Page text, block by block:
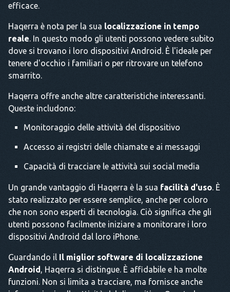
efficace.
Haqerra è nota per la sua localizzazione in tempo
reale. In questo modo gli utenti possono vedere subito
dove si trovano i loro dispositivi Android. È l'ideale per
tenere d'occhio i familiari o per ritrovare un telefono
smarrito.
Haqerra offre anche altre caratteristiche interessanti.
Queste includono:
Monitoraggio delle attività del dispositivo
Accesso ai registri delle chiamate e ai messaggi
Capacità di tracciare le attività sui social media
Un grande vantaggio di Haqerra è la sua facilità d'uso. È
stato realizzato per essere semplice, anche per coloro
che non sono esperti di tecnologia. Ciò significa che gli
utenti possono facilmente iniziare a monitorare i loro
dispositivi Android dal loro iPhone.
Guardando il Il miglior software di localizzazione
Android , Haqerra si distingue. È affidabile e ha molte
funzioni. Non si limita a tracciare, ma fornisce anche